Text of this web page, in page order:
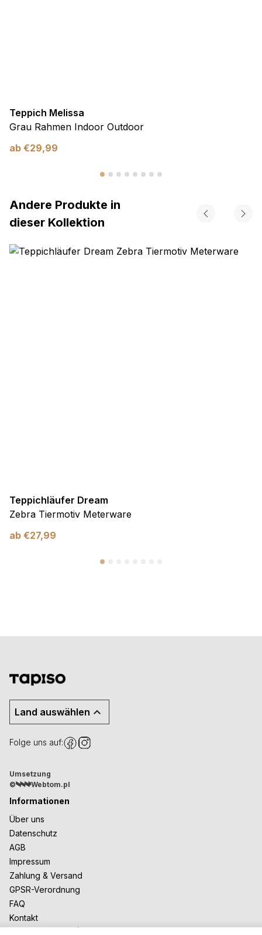
Teppich Melissa
Grau Rahmen Indoor Outdoor
ab €29,99
Andere Produkte in
dieser Kollektion
Teppichläufer Dream
Zebra Tiermotiv Meterware
ab €27,99
Land auswählen
Folge uns auf:
Umsetzung
©
Webtom.pl
Informationen
Über uns
Datenschutz
AGB
Impressum
Zahlung & Versand
GPSR-Verordnung
FAQ
Kontakt
Zusammenarbeit